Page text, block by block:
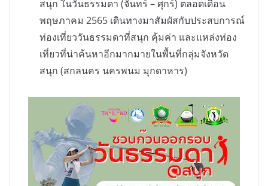
สนุก ในวันธรรมดา (จันทร์ – ศุกร์) ตลอดเดือน
พฤษภาคม 2565 เดินทางมาสัมผัสกับประสบการณ์
ท่องเที่ยววันธรรมดาที่สนุก คุ้มค่า และแหล่งท่อง
เที่ยวที่น่าค้นหาอีกมากมายในพื้นที่กลุ่มจังหวัด
สนุก (สกลนคร นครพนม มุกดาหาร)